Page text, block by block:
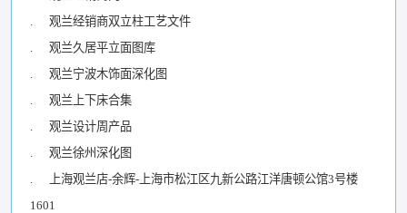
. 观兰经销商双立柱工艺文件
. 观兰久居平立面图库
. 观兰宁波木饰面深化图
. 观兰上下床合集
. 观兰设计周产品
. 观兰徐州深化图
. 上海观兰店-余辉-上海市松江区九新公路江洋唐顿公馆3号楼
1601